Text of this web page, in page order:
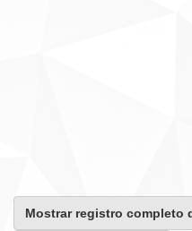
Mostrar registro completo